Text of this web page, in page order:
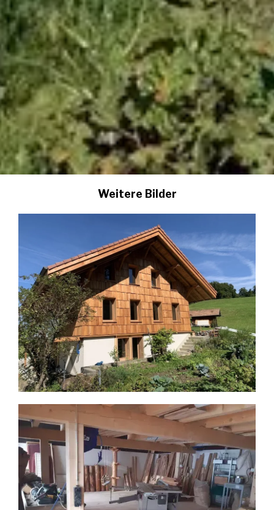
Weitere Bilder